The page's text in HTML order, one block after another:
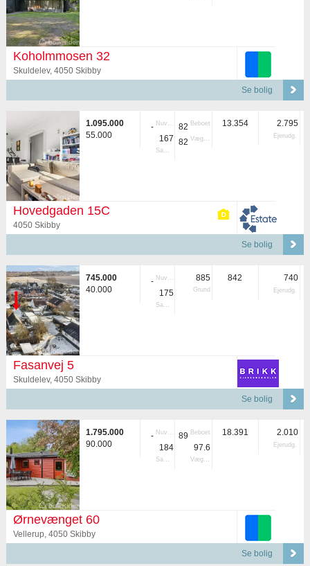
Koholmmosen 32
Skuldelev, 4050 Skibby
Se bolig
1.095.000
55.000
- Nuvær.
167
Samlet
82 Beboet
82 Vægtet
13.354 2.795
Ejerudg.
Hovedgaden 15C
4050 Skibby
Se bolig
745.000
40.000
- Nuvær.
175
Samlet
885
Grund
842 740
Ejerudg.
Fasanvej 5
Skuldelev, 4050 Skibby
Se bolig
1.795.000
90.000
- Nuvær.
184
Samlet
89 Beboet
97.6
Vægtet
18.391 2.010
Ejerudg.
Ørnevænget 60
Vellerup, 4050 Skibby
Se bolig